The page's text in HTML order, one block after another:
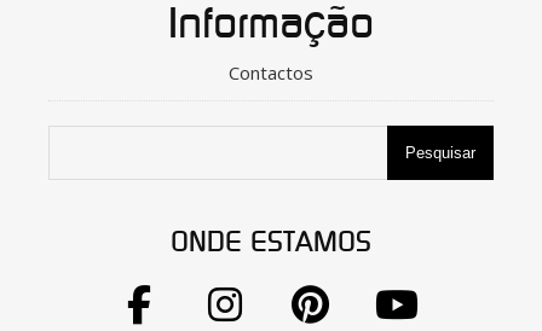
Informação
Contactos
Pesquisar
ONDE ESTAMOS